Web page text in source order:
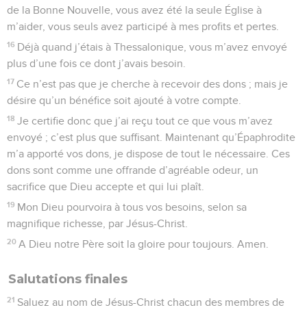
de la Bonne Nouvelle, vous avez été la seule Église à
m’aider, vous seuls avez participé à mes profits et pertes.
16 Déjà quand j’étais à Thessalonique, vous m’avez envoyé
plus d’une fois ce dont j’avais besoin.
17 Ce n’est pas que je cherche à recevoir des dons ; mais je
désire qu’un bénéfice soit ajouté à votre compte.
18 Je certifie donc que j’ai reçu tout ce que vous m’avez
envoyé ; c’est plus que suffisant. Maintenant qu’Épaphrodite
m’a apporté vos dons, je dispose de tout le nécessaire. Ces
dons sont comme une offrande d’agréable odeur, un
sacrifice que Dieu accepte et qui lui plaît.
19 Mon Dieu pourvoira à tous vos besoins, selon sa
magnifique richesse, par Jésus-Christ.
20 A Dieu notre Père soit la gloire pour toujours. Amen.
Salutations finales
21 Saluez au nom de Jésus-Christ chacun des membres de